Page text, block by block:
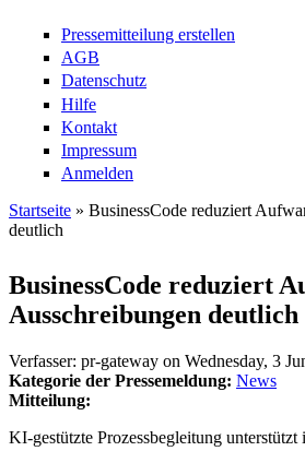
Pressemitteilung erstellen
AGB
Datenschutz
Hilfe
Kontakt
Impressum
Anmelden
Sie sind hier
Startseite » BusinessCode reduziert
deutlich
BusinessCode reduziert
Ausschreibungen deutlich
Verfasser: pr-gateway on Wednesday, 3
Kategorie der Pressemeldung: News
Mitteilung:
KI-gestützte Prozessbegleitung